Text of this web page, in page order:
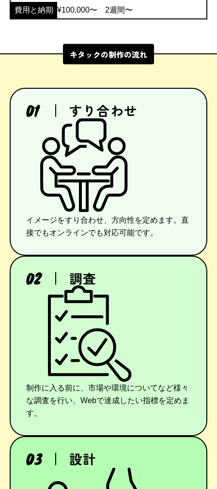
費用と納期 ¥100,000〜 2週間〜
キタックの制作の流れ
すり合わせ
イメージをすり合わせ、方向性を定めます。直
接でもオンラインでも対応可能です。
調査
制作に入る前に、市場や環境についてなど様々
な調査を行い、Webで達成したい指標を定めま
す。
設計